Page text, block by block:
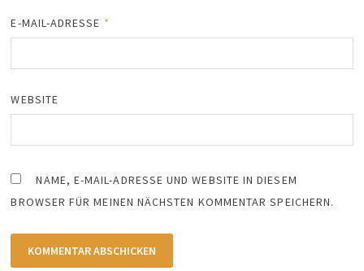
E-MAIL-ADRESSE *
WEBSITE
NAME, E-MAIL-ADRESSE UND WEBSITE IN DIESEM
BROWSER FÜR MEINEN NÄCHSTEN KOMMENTAR SPEICHERN.